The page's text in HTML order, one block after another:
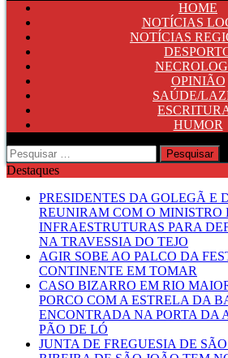
HOME
NOTÍCIAS
NOTÍCIAS
OPINIÃO
SAÚDE/
HUMOR
Pesquisar
por:
Destaques
PRESIDENTES DA GOLEGÃ E
REUNIRAM COM O MINISTRO
INFRAESTRUTURAS PARA
NA TRAVESSIA DO TEJO
AGIR SOBE AO PALCO DA
CONTINENTE EM TOMAR
CASO BIZARRO EM RIO
PORCO COM A ESTRELA DA
ENCONTRADA NA PORTA DA
PÃO DE LÓ
JUNTA DE FREGUESIA DE